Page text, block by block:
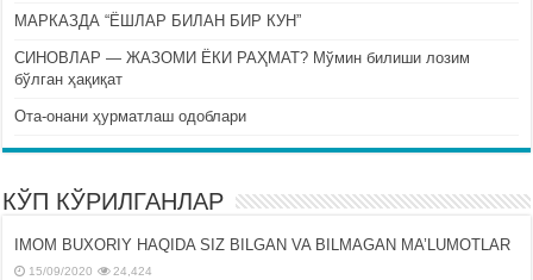
МАРКАЗДА “ЁШЛАР БИЛАН БИР КУН”
СИНОВЛАР — ЖАЗОМИ ЁКИ РАҲМАТ? Мўмин билиши лозим
бўлган ҳақиқат
Ота-онани ҳурматлаш одоблари
КЎП КЎРИЛГАНЛАР
IMOM BUXORIY HAQIDA SIZ BILGAN VA BILMAGAN MA’LUMOTLAR
15/09/2020 24,424